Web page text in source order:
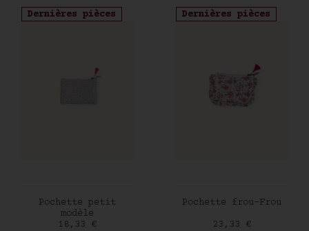
Dernières pièces
AJOUTER AU PANIER
Pochette petit
modèle
Prix
18,33 €
Dernières pièces
AJOUTER AU PANIER
Pochette frou-Frou
Prix
23,33 €